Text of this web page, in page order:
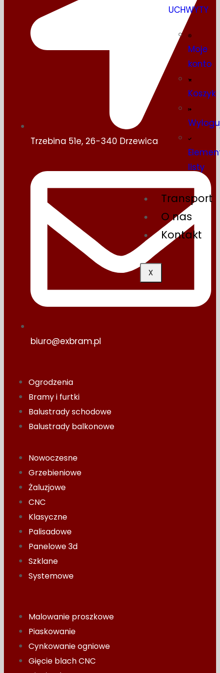
UCHWYTY
Moje
konto
Koszyk
listy
Transport
O nas
Kontakt
X
Trzebina 51e, 26-340 Drzewica
biuro@exbram.pl
Nowoczesne
Grzebieniowe
Żaluzjowe
CNC
Klasyczne
Palisadowe
Panelowe 3d
Szklane
Systemowe
Ogrodzenia
Bramy i furtki
Balustrady schodowe
Balustrady balkonowe
Malowanie proszkowe
Piaskowanie
Cynkowanie ogniowe
Gięcie blach CNC